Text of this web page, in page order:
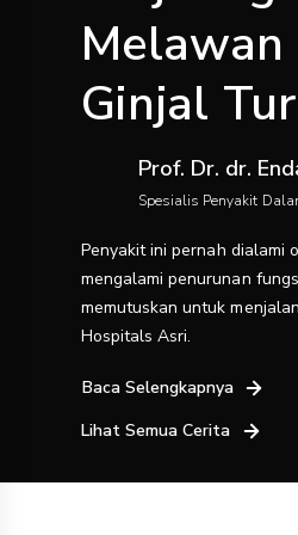
Ginjal
Prof. Dr. dr.
Spesialis Penyakit
Penyakit ini pernah dialami
mengalami penurunan
memutuskan untuk
Hospitals Asri.
Baca Selengkapnya
Lihat Semua Cerita